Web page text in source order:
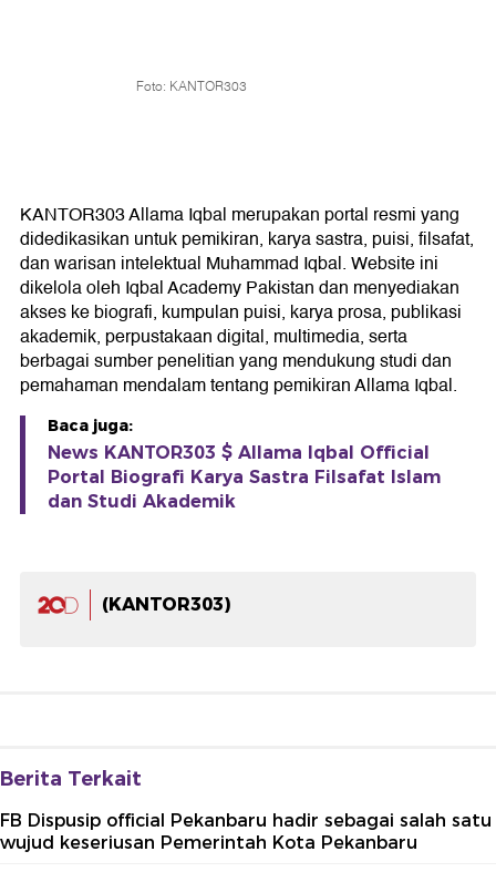
Foto: KANTOR303
KANTOR303 Allama Iqbal merupakan portal resmi yang
didedikasikan untuk pemikiran, karya sastra, puisi, filsafat,
dan warisan intelektual Muhammad Iqbal. Website ini
dikelola oleh Iqbal Academy Pakistan dan menyediakan
akses ke biografi, kumpulan puisi, karya prosa, publikasi
akademik, perpustakaan digital, multimedia, serta
berbagai sumber penelitian yang mendukung studi dan
pemahaman mendalam tentang pemikiran Allama Iqbal.
Baca juga:
News KANTOR303 $ Allama Iqbal Official
Portal Biografi Karya Sastra Filsafat Islam
dan Studi Akademik
(KANTOR303)
Berita Terkait
FB Dispusip official Pekanbaru hadir sebagai salah satu
wujud keseriusan Pemerintah Kota Pekanbaru